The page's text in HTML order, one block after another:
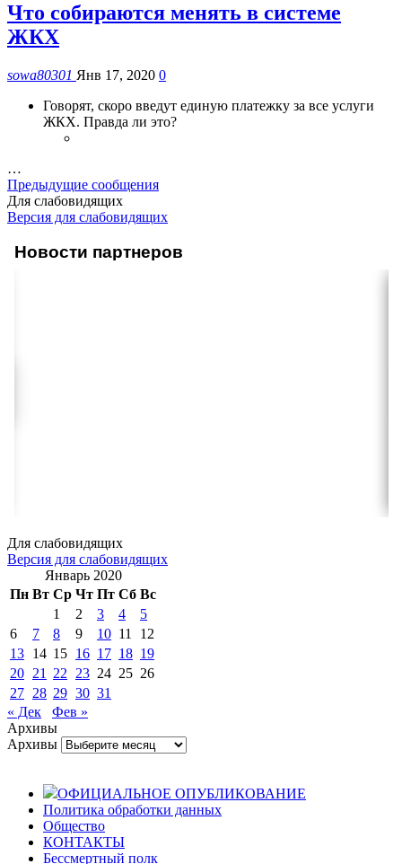
Что собираются менять в системе
ЖКХ
sowa80301 Янв 17, 2020 0
Говорят, скоро введут единую платежку за все услуги
ЖКХ. Правда ли это?
…
Предыдущие сообщения
Для слабовидящих
Версия для слабовидящих
Новости партнеров
Для слабовидящих
Версия для слабовидящих
Январь 2020
Пн Вт Ср Чт Пт Сб Вс
1
2 3 4
5
6
7 8 9 10 11
12
13 14 15 16 17 18 19
20 21 22 23 24 25 26
27 28 29 30 31
« Дек
Фев »
Архивы
Архивы
ОФИЦИАЛЬНОЕ ОПУБЛИКОВАНИЕ
Политика обработки данных
Общество
КОНТАКТЫ
Бессмертный полк